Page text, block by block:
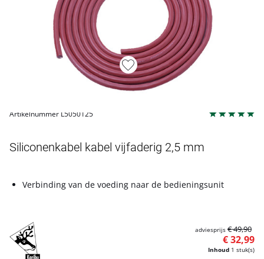
Artikelnummer L5050125
Siliconenkabel kabel vijfaderig 2,5 mm
Verbinding van de voeding naar de bedieningsunit
Inhoud 1 stuk(s)
€ 32,99
adviesprijs € 49,90